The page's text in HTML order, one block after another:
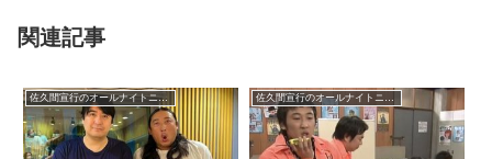
関連記事
佐久間宣行のオールナイトニッポン0 佐久間宣行のオールナイトニッポン0